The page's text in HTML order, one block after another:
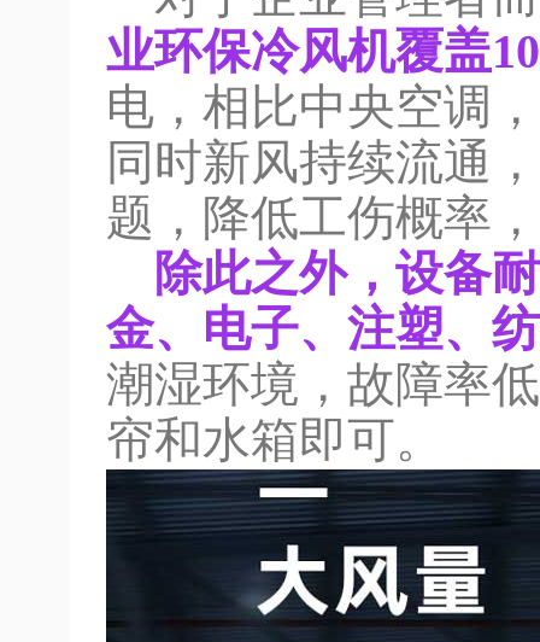
业环保冷风机覆盖
电，相比中央空调
同时新风持续流通
题，降低工伤概率
除此之外，设备
金、电子、注塑、
潮湿环境，故障率
帘和水箱即可。